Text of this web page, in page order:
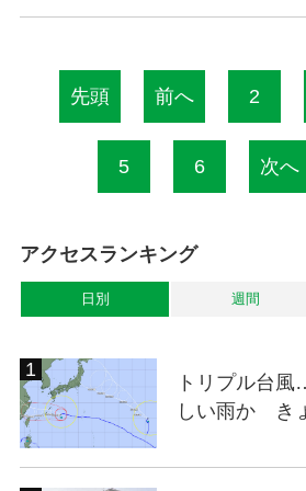
先頭 前へ 2
5 6 次へ
アクセスランキング
日別 週間
トリプル台
しい雨か き